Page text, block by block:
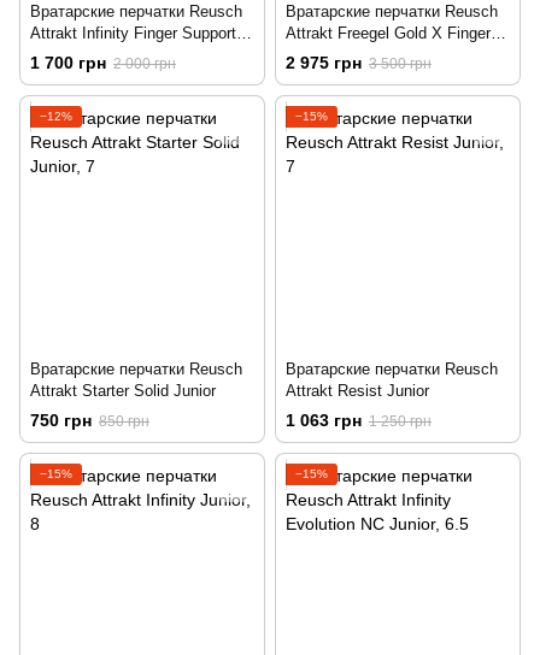
Вратарские перчатки Reusch
Attrakt Infinity Finger Support
Junior
1 700 грн 2 000 грн
Вратарские перчатки Reusch
Attrakt Freegel Gold X Finger
Support Junior
2 975 грн 3 500 грн
−12%
Вратарские перчатки Reusch
Attrakt Starter Solid Junior
750 грн 850 грн
−15%
Вратарские перчатки Reusch
Attrakt Resist Junior
1 063 грн 1 250 грн
−15% −15%